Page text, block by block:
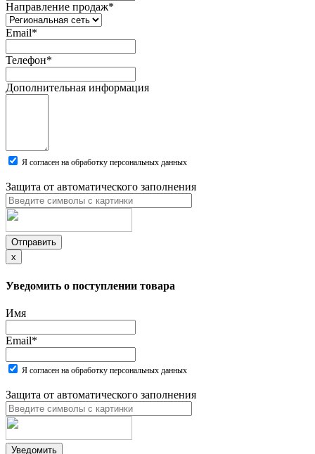
Направление продаж*
Email*
Телефон*
Дополнительная информация
Я согласен на обработку персональных данных
Защита от автоматического заполнения
Отправить
x
Уведомить о поступлении товара
Имя
Email*
Я согласен на обработку персональных данных
Защита от автоматического заполнения
Уведомить